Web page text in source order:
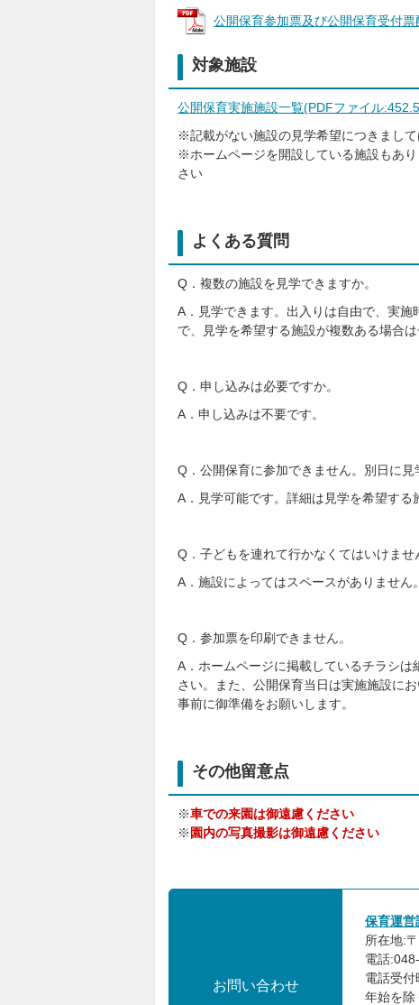
公開保育参加票及び公開保育受付
対象施設
公開保育実施施設一覧(PDFファイル
※記載がない施設の見学希望につきまし
※ホームページを開設している施設もあ
さい
よくある質問
Q．複数の施設を見学できますか。
A．見学できます。出入りは自由で、実
で、見学を希望する施設が複数ある場合
Q．申し込みは必要ですか。
A．申し込みは不要です。
Q．公開保育に参加できません。別日に見
A．見学可能です。詳細は見学を希望する
Q．子どもを連れて行かなくてはいけませ
A．施設によってはスペースがありません
Q．参加票を印刷できません。
A．ホームページに掲載しているチラシ
さい。また、公開保育当日は実施施設に
事前に御準備をお願いします。
その他留意点
※車での来園は御遠慮ください
※ 園内の写真撮影は御遠慮ください
お問い合わせ
保育運営
所在地:
電話
電話受
年始を除